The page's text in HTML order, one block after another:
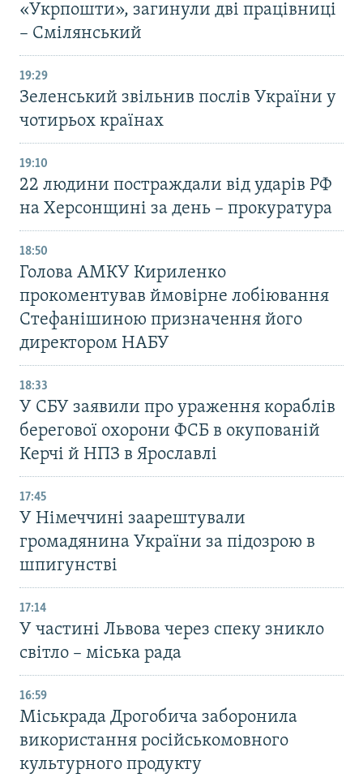
«Укрпошти», загинули дві працівниці
– Смілянський
19:29
Зеленський звільнив послів України у
чотирьох країнах
19:10
22 людини постраждали від ударів РФ
на Херсонщині за день – прокуратура
18:50
Голова АМКУ Кириленко
прокоментував ймовірне лобіювання
Стефанішиною призначення його
директором НАБУ
18:33
У СБУ заявили про ураження кораблів
берегової охорони ФСБ в окупованій
Керчі й НПЗ в Ярославлі
17:45
У Німеччині заарештували
громадянина України за підозрою в
шпигунстві
17:14
У частині Львова через спеку зникло
світло – міська рада
16:59
Міськрада Дрогобича заборонила
використання російськомовного
культурного продукту